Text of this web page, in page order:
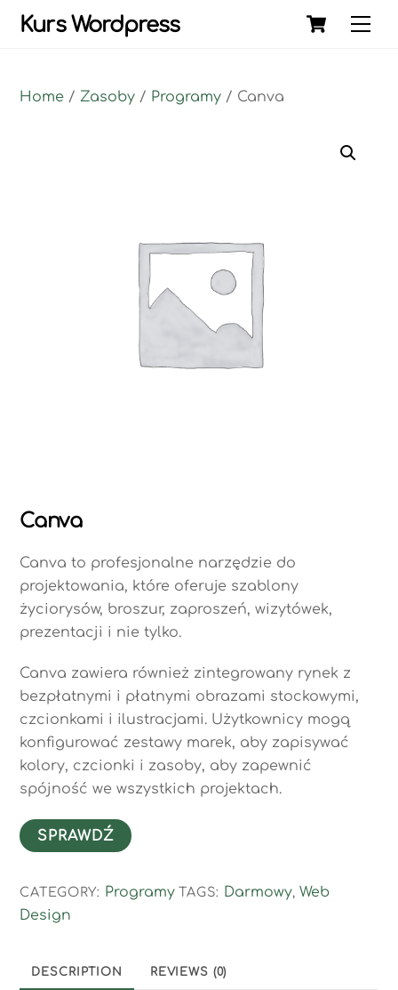
Skip
Cart
Kurs Wordpress
Home /Zasoby / Programy / Canva
Canva
Canva to profesjonalne narzędzie do
projektowania, które oferuje szablony
życiorysów, broszur, zaproszeń, wizytówek,
prezentacji i nie tylko.
Canva zawiera również zintegrowany rynek z
bezpłatnymi i płatnymi obrazami stockowymi,
czcionkami i ilustracjami. Użytkownicy mogą
konfigurować zestawy marek, aby zapisywać
kolory, czcionki i zasoby, aby zapewnić
spójność we wszystkich projektach.
SPRAWDŹ
CATEGORY: Programy TAGS: Darmowy,Web
Design
DESCRIPTION REVIEWS (0)